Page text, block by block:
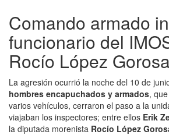
Comando armado
funcionario del
Rocío López
La agresión ocurrió la noche del 10 de
hombres encapuchados y armados,
varios vehículos, cerraron el paso a la
viajaban los inspectores; entre ellos Erik
la diputada morenista Rocío López